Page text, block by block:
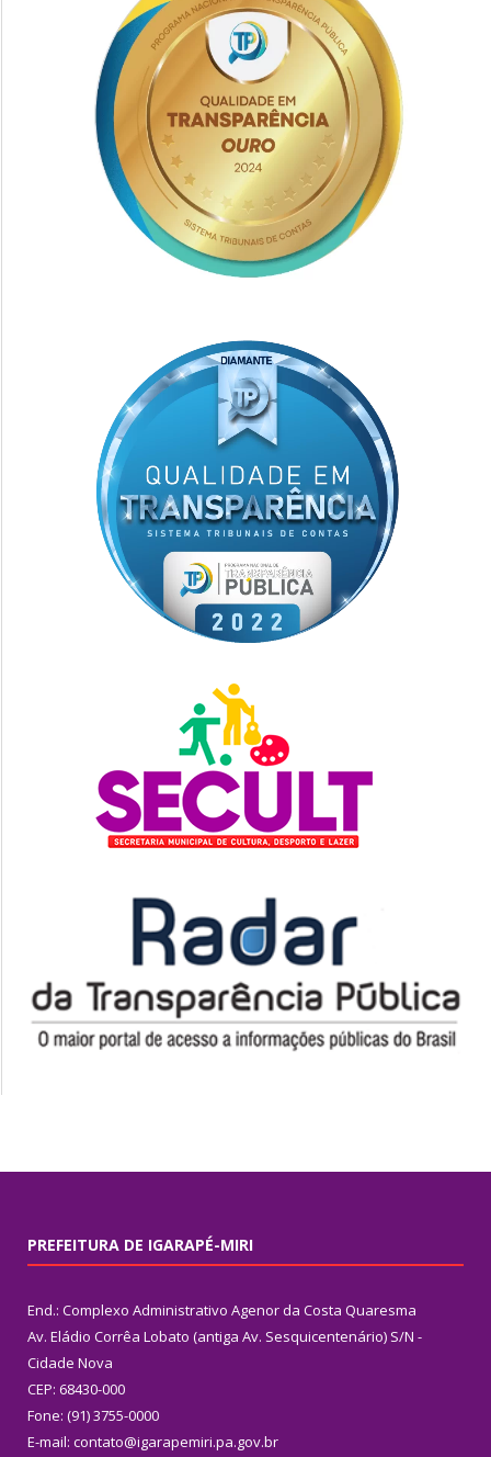
PREFEITURA DE IGARAPÉ-MIRI
End.: Complexo Administrativo Agenor da Costa Quaresma
Av. Eládio Corrêa Lobato (antiga Av. Sesquicentenário) S/N -
Cidade Nova
CEP: 68430-000
Fone: (91) 3755-0000
E-mail: contato@igarapemiri.pa.gov.br